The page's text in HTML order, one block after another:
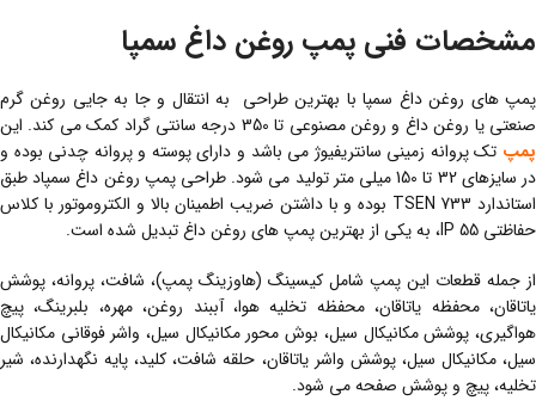
مشخصات فنی پمپ روغن داغ سمپا
پمپ های روغن داغ سمپا با بهترین طراحی به انتقال و جا به جایی روغن گرم
صنعتی یا روغن داغ و روغن مصنوعی تا 350 درجه سانتی گراد کمک می کند. این
پمپ تک پروانه زمینی سانتریفیوژ می باشد و دارای پوسته و پروانه چدنی بوده و
در سایزهای 32 تا 150 میلی متر تولید می شود. طراحی پمپ روغن داغ سمپاد طبق
استاندارد TSEN 733 بوده و با داشتن ضریب اطمینان بالا و الکتروموتور با کلاس
حفاظتی IP 55، به یکی از بهترین پمپ های روغن داغ تبدیل شده است.
از جمله قطعات این پمپ شامل کیسینگ (هاوزینگ پمپ)، شافت، پروانه، پوشش
یاتاقان، محفظه یاتاقان، محفظه تخلیه هوا، آببند روغن، مهره، بلبرینگ، پیچ
هواگیری، پوشش مکانیکال سیل، بوش محور مکانیکال سیل، واشر فوقانی مکانیکال
سیل، مکانیکال سیل، پوشش واشر یاتاقان، حلقه شافت، کلید، پایه نگهدارنده، شیر
تخلیه، پیچ و پوشش صفحه می شود.